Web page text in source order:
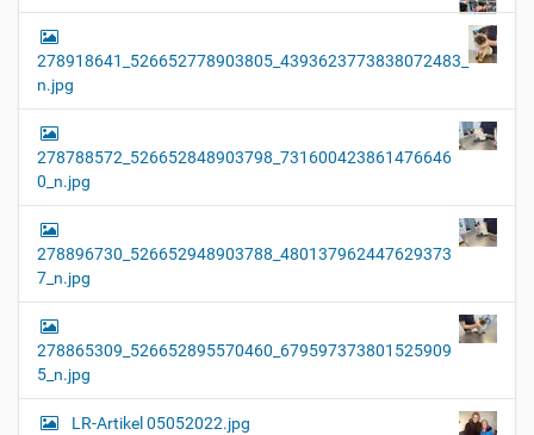
278918641_526652778903805_4393623773838072483_
n.jpg
278788572_526652848903798_731600423861476646
0_n.jpg
278896730_526652948903788_480137962447629373
7_n.jpg
278865309_526652895570460_679597373801525909
5_n.jpg
LR-Artikel 05052022.jpg